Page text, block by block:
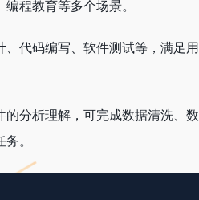
程教育等多个场景。
代码编写、软件测试等，满足用
分析理解，可完成数据清洗、数
。